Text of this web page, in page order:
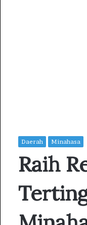
Daerah Minahasa
Raih